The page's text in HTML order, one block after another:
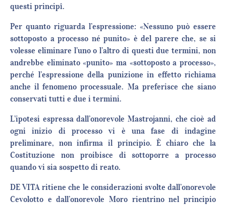
questi principî.
Per quanto riguarda l’espressione: «Nessuno può essere
sottoposto a processo né punito» è del parere che, se si
volesse eliminare l’uno o l’altro di questi due termini, non
andrebbe eliminato «punito» ma «sottoposto a processo»,
perché l’espressione della punizione in effetto richiama
anche il fenomeno processuale. Ma preferisce che siano
conservati tutti e due i termini.
L’ipotesi espressa dall’onorevole Mastrojanni, che cioè ad
ogni inizio di processo vi è una fase di indagine
preliminare, non infirma il principio. È chiaro che la
Costituzione non proibisce di sottoporre a processo
quando vi sia sospetto di reato.
DE VITA ritiene che le considerazioni svolte dall’onorevole
Cevolotto e dall’onorevole Moro rientrino nel principio